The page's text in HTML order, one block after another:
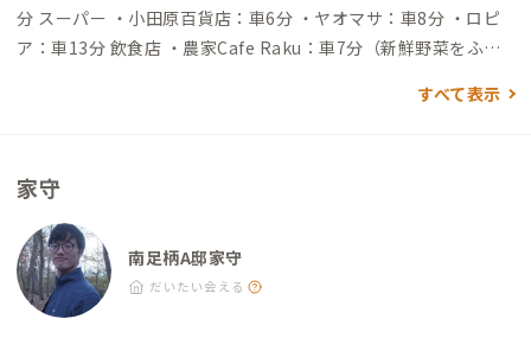
分 スーパー ・小田原百貨店：車6分 ・ヤオマサ：車8分 ・ロピ
ア：車13分 飲食店 ・農家Cafe Raku：車7分（新鮮野菜をふん
車7分（地元食材を使ったメニューが楽しめるローカル居酒屋）
入口にある、地元感200％の食事処） その他 ・洒水の滝：車2分
（散策できる自然スポット） ・大雄山最乗寺：車16分（歴史あ
る寺院／自然散策） ・モダン湯治 おんりーゆー：車13分（森に
囲まれた温泉施設） ・松田山ハーブガーデン：車13分（富士山
と桜が見える高台にあるハーブガーデン） ・一ノ堰ハラネの桜
すべて表示
家守
南足柄A邸家守
だいたい会える